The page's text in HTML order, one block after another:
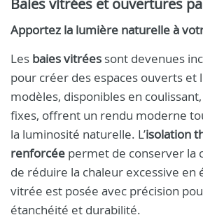
Baies vitrées et ouvertures
Apportez la lumière naturelle à
Les baies vitrées sont devenues
pour créer des espaces ouverts et
modèles, disponibles en
fixes, offrent un rendu moderne
la luminosité naturelle. L’isolation
renforcée permet de conserver la
de réduire la chaleur excessive en
vitrée est posée avec précision
étanchéité et durabilité.